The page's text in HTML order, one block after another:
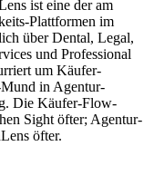
ist eine der am
Plattformen im
über Dental, Legal,
und Professional
um Käufer-
in Agentur-
Die Käufer-Flow-
Sight öfter; Agentur-
öfter.